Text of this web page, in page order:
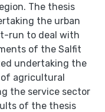
The thesis
the urban
run to deal with
of the Salfit
undertaking the
agricultural
the service sector
of the thesis